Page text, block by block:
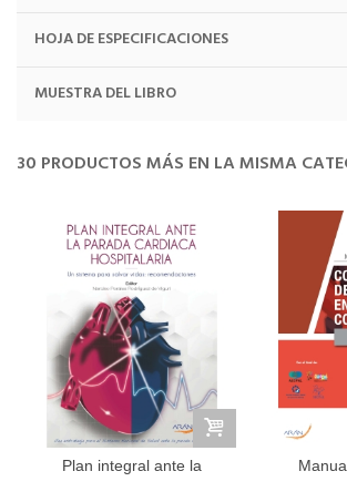
HOJA DE ESPECIFICACIONES
MUESTRA DEL LIBRO
30 PRODUCTOS MÁS EN LA MISMA
Plan integral ante la